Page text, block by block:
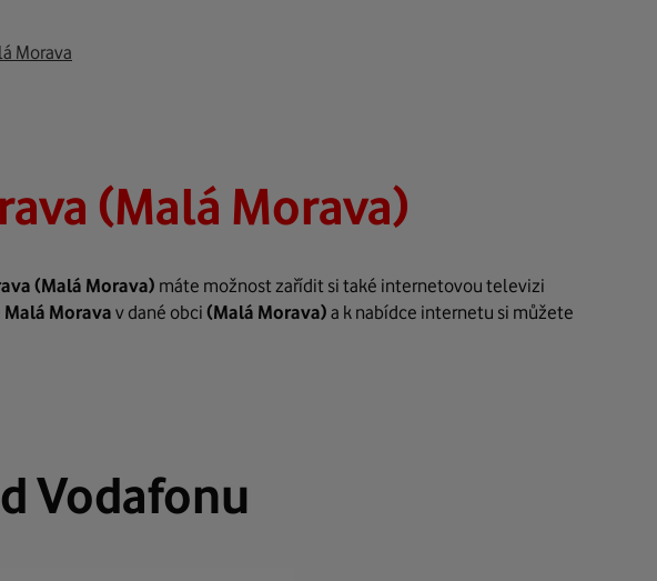
Morava
(Malá Morava)
(Malá Morava) máte možnost zařídit si také internetovou televizi
Malá Morava v dané obci (Malá Morava) a k nabídce internetu si můžete
Vodafonu